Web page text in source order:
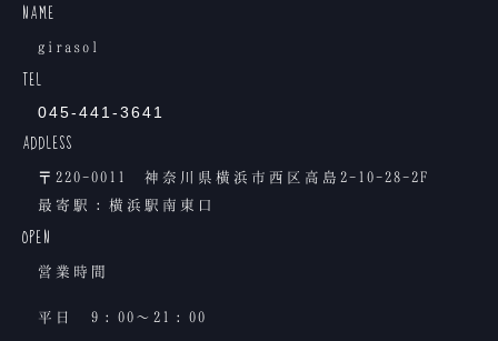
NAME
girasol
TEL
045-441-3641
ADDLESS
〒220-0011 神奈川県横浜市西区高島2-10-28-2F
最寄駅：横浜駅南東口
OPEN
営業時間
平日 9：00〜21：00